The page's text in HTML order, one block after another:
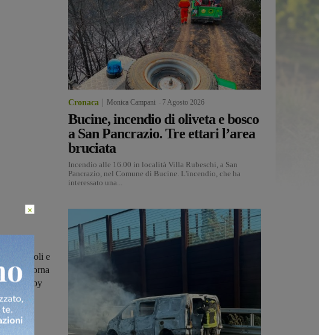
e
torna
derby
Cronaca Monica Campani 7 Agosto 2026
Bucine, incendio di oliveta e bosco
a San Pancrazio. Tre ettari l’area
bruciata
Incendio alle 16.00 in località Villa Rubeschi, a San
Pancrazio, nel Comune di Bucine. L'incendio, che ha
interessato una...
×